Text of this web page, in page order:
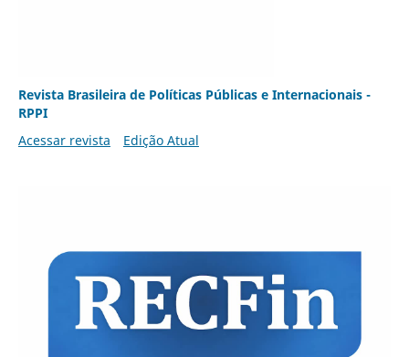
Revista Brasileira de Políticas Públicas e Internacionais -
RPPI
Acessar revista
Edição Atual